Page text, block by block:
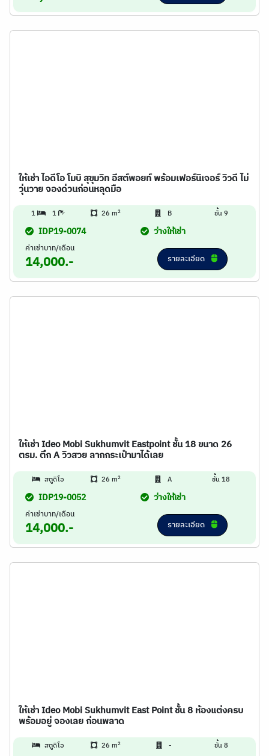
ให้เช่า ไอดีโอ โมบิ สุขุมวิท อีสต์พอยท์ พร้อมเฟอร์นิเจอร์ วิวดี ไม่
วุ่นวาย จองด่วนก่อนหลุดมือ
1 1 26 m2 B ชั้น 9
IDP19-0074 ว่างให้เช่า
ค่าเช่าบาท/เดือน
14,000.- รายละเอียด
ให้เช่า Ideo Mobi Sukhumvit Eastpoint ชั้น 18 ขนาด 26
ตรม. ตึก A วิวสวย ลากกระเป๋ามาได้เลย
สตูดิโอ 26 m2 A ชั้น 18
IDP19-0052 ว่างให้เช่า
ค่าเช่าบาท/เดือน
14,000.- รายละเอียด
ให้เช่า Ideo Mobi Sukhumvit East Point ชั้น 8 ห้องแต่งครบ
พร้อมอยู่ จองเลย ก่อนพลาด
สตูดิโอ 26 m2 - ชั้น 8